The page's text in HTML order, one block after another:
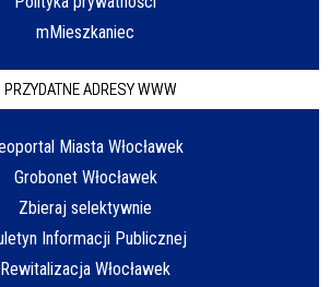
mMieszkaniec
PRZYDATNE ADRESY WWW
Miasta Włocławek
Grobonet Włocławek
Zbieraj selektywnie
Informacji Publicznej
Rewitalizacja Włocławek